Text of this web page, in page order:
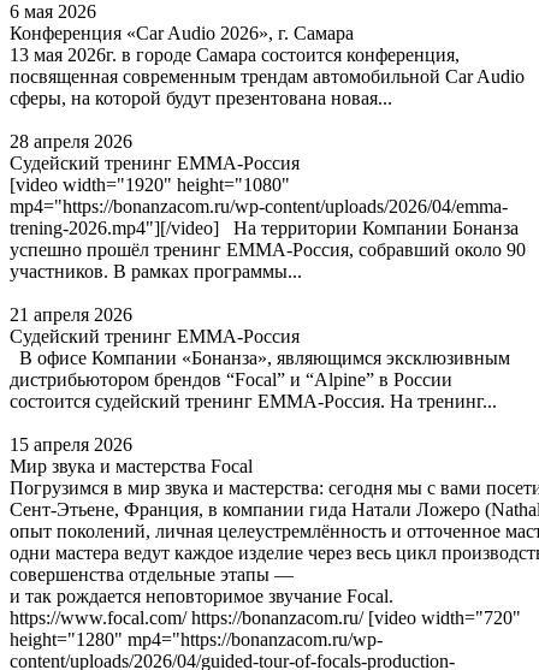
6 мая 2026
Конференция «Car Audio 2026», г. Самара
13 мая 2026г. в городе Самара состоится конференция,
посвященная современным трендам автомобильной Car Audio
сферы, на которой будут презентована новая...
28 апреля 2026
Судейский тренинг EMMA-Россия
[video width="1920" height="1080"
mp4="https://bonanzacom.ru/wp-content/uploads/2026/04/emma-
trening-2026.mp4"][/video] На территории Компании Бонанза
успешно прошёл тренинг EMMA‑Россия, собравший около 90
участников. В рамках программы...
21 апреля 2026
Судейский тренинг EMMA-Россия
В офисе Компании «Бонанза», являющимся эксклюзивным
дистрибьютором брендов “Focal” и “Alpine” в России
состоится судейский тренинг EMMA-Россия. На тренинг...
15 апреля 2026
Мир звука и мастерства Focal
Погрузимся в мир звука и мастерства: сегодня мы с вами
Сент‑Этьене, Франция, в компании гида Натали Ложеро
опыт поколений, личная целеустремлённость и отточенное
одни мастера ведут каждое изделие через весь цикл
совершенства отдельные этапы —
и так рождается неповторимое звучание Focal.
https://www.focal.com/ https://bonanzacom.ru/ [video width="720"
height="1280" mp4="https://bonanzacom.ru/wp-
content/uploads/2026/04/guided-tour-of-focals-production-